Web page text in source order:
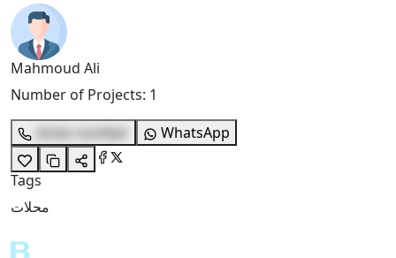
Mahmoud Ali
Number of Projects: 1
show number
WhatsApp
Tags
محلات